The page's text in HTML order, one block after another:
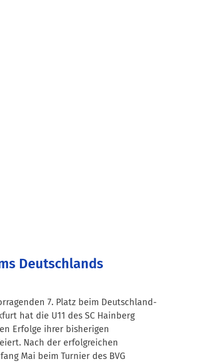
Deutschlands
7. Platz beim Deutschland-
hat die U11 des SC Hainberg
Erfolge ihrer bisherigen
Nach der erfolgreichen
Mai beim Turnier des BVG